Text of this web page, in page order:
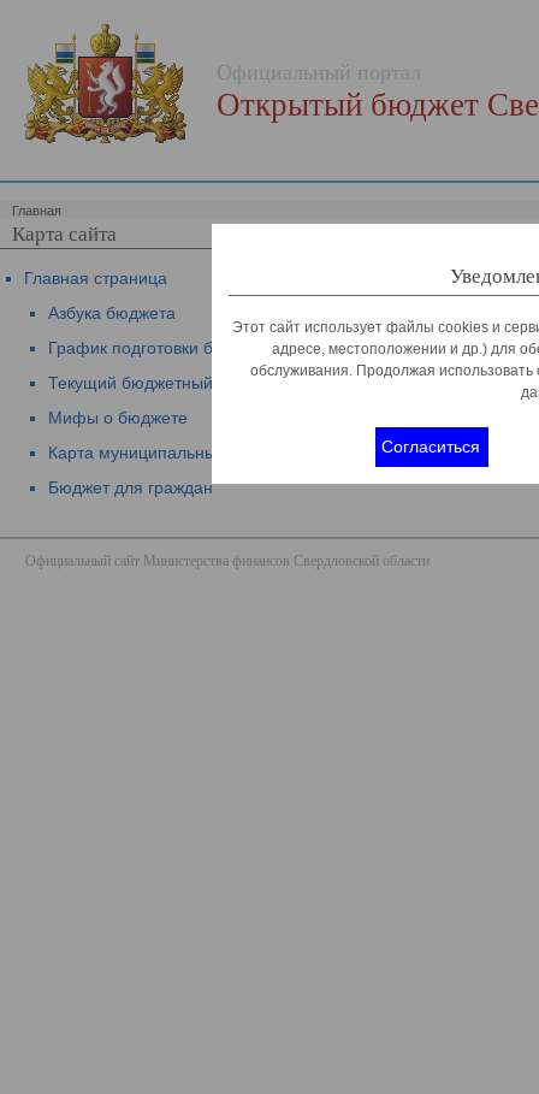
Официальный портал
Открытый бюджет
Главная
Этот сайт использует файлы cookies и
адресе, местоположении и др.) для
обслуживания. Продолжая использовать
Согласиться
Карта сайта
Главная страница
Азбука бюджета
График подготовки бюджета
Текущий бюджетный процесс
Мифы о бюджете
Карта муниципальных финансов
Бюджет для граждан
Официальный сайт Министерства финансов Свердловской области